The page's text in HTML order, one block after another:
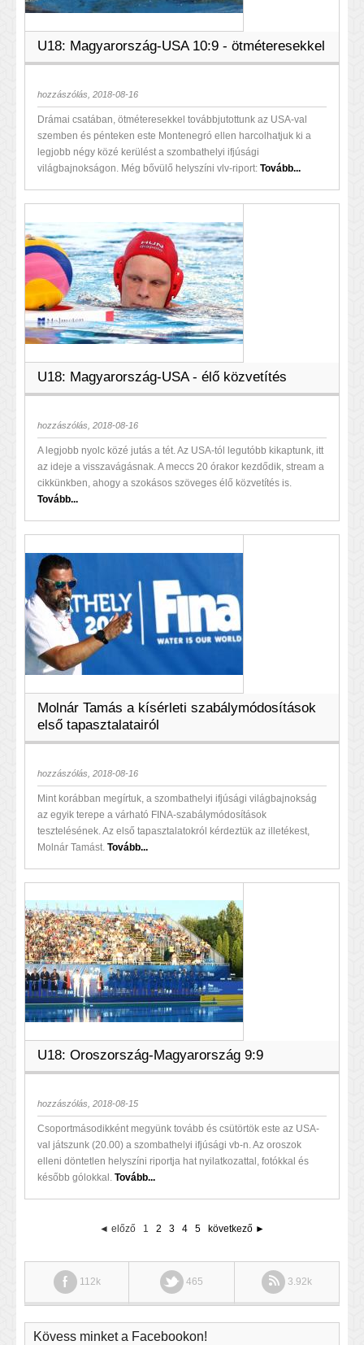
U18: Magyarország-USA 10:9 - ötméteresekkel
hozzászólás, 2018-08-16
Drámai csatában, ötméteresekkel továbbjutottunk az USA-val
szemben és pénteken este Montenegró ellen harcolhatjuk ki a
legjobb négy közé kerülést a szombathelyi ifjúsági
világbajnokságon. Még bővülő helyszíni vlv-riport: Tovább...
U18: Magyarország-USA - élő közvetítés
hozzászólás, 2018-08-16
A legjobb nyolc közé jutás a tét. Az USA-tól legutóbb kikaptunk, itt
az ideje a visszavágásnak. A meccs 20 órakor kezdődik, stream a
cikkünkben, ahogy a szokásos szöveges élő közvetítés is.
Tovább...
Molnár Tamás a kísérleti szabálymódosítások
első tapasztalatairól
hozzászólás, 2018-08-16
Mint korábban megírtuk, a szombathelyi ifjúsági világbajnokság
az egyik terepe a várható FINA-szabálymódosítások
tesztelésének. Az első tapasztalatokról kérdeztük az illetékest,
Molnár Tamást. Tovább...
U18: Oroszország-Magyarország 9:9
hozzászólás, 2018-08-15
Csoportmásodikként megyünk tovább és csütörtök este az USA-
val játszunk (20.00) a szombathelyi ifjúsági vb-n. Az oroszok
elleni döntetlen helyszíni riportja hat nyilatkozattal, fotókkal és
később gólokkal. Tovább...
◄ előző 1 2 3 4 5 következő ►
112k 465 3.92k
Kövess minket a Facebookon!